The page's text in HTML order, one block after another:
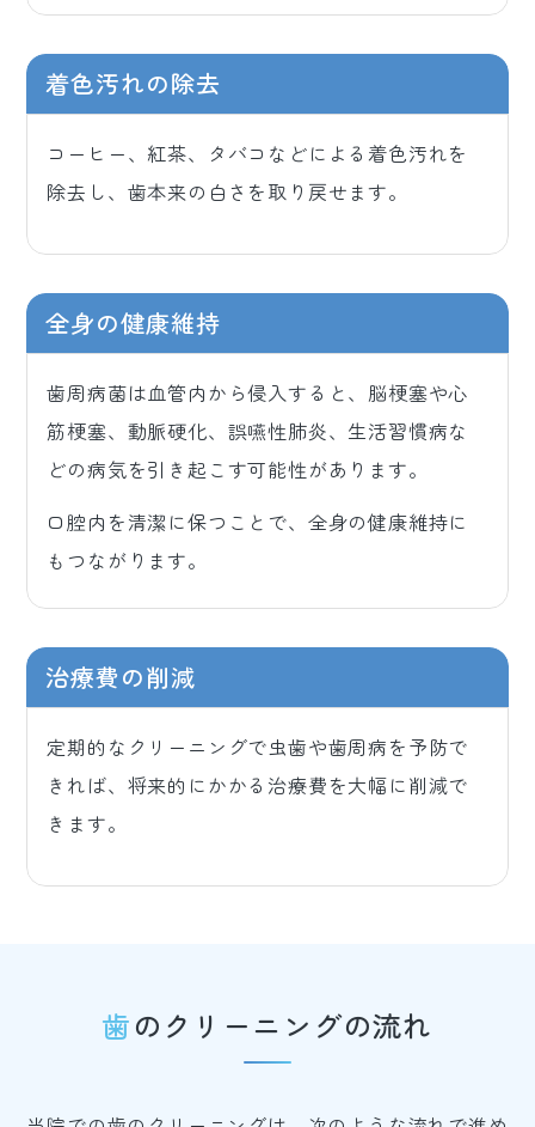
着色汚れの除去
コーヒー、紅茶、タバコなどによる着色汚れを
除去し、歯本来の白さを取り戻せます。
全身の健康維持
歯周病菌は血管内から侵入すると、脳梗塞や心
筋梗塞、動脈硬化、誤嚥性肺炎、生活習慣病な
どの病気を引き起こす可能性があります。
口腔内を清潔に保つことで、全身の健康維持に
もつながります。
治療費の削減
定期的なクリーニングで虫歯や歯周病を予防で
きれば、将来的にかかる治療費を大幅に削減で
きます。
歯のクリーニングの流れ